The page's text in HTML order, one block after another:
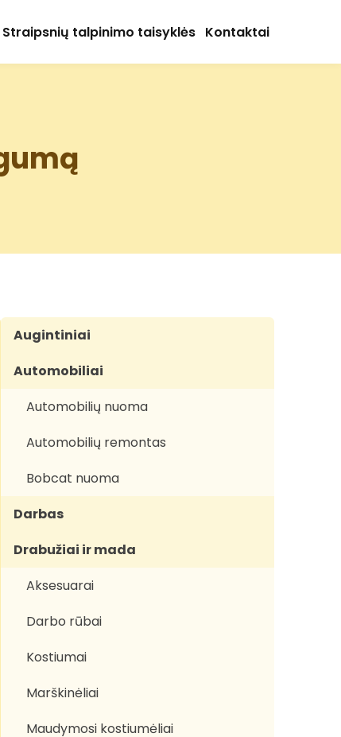
Straipsnių talpinimo taisyklės Kontaktai
Augintiniai
Automobiliai
Automobilių nuoma
Automobilių remontas
Bobcat nuoma
Darbas
Drabužiai ir mada
Aksesuarai
Darbo rūbai
Kostiumai
Marškinėliai
Maudymosi kostiumėliai